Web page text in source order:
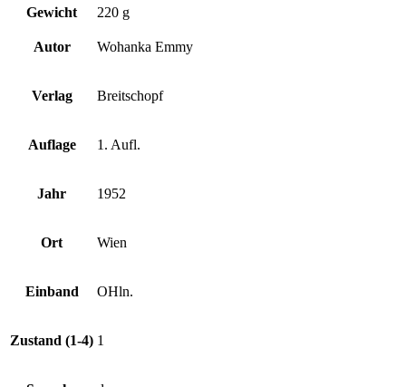
Gewicht 220 g
Autor Wohanka Emmy
Verlag Breitschopf
Auflage 1. Aufl.
Jahr 1952
Ort Wien
Einband OHln.
Zustand (1-4) 1